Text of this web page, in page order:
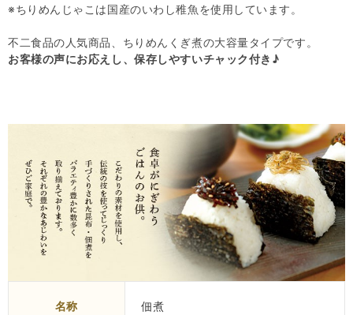
※ちりめんじゃこは国産のいわし稚魚を使用しています。
不二食品の人気商品、ちりめんくぎ煮の大容量タイプです。
お客様の声にお応えし、保存しやすいチャック付き♪
名称 佃煮